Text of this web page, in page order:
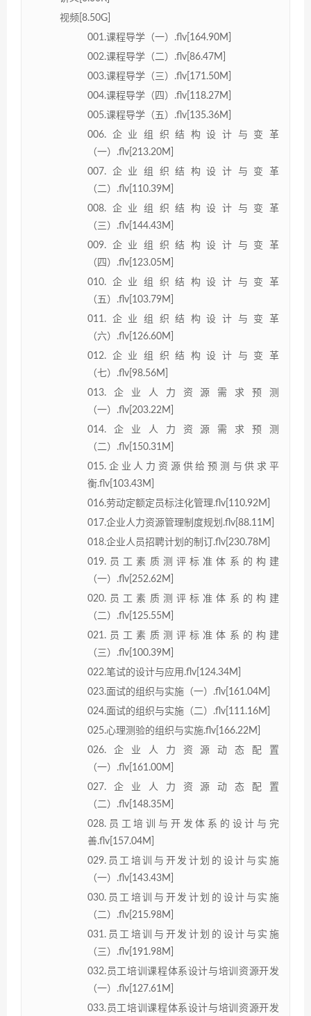
视频[8.50G]
001.课程导学（一）.flv[164.90M]
002.课程导学（二）.flv[86.47M]
003.课程导学（三）.flv[171.50M]
004.课程导学（四）.flv[118.27M]
005.课程导学（五）.flv[135.36M]
006.企业组织结构设计与变革
（一）.flv[213.20M]
007.企业组织结构设计与变革
（二）.flv[110.39M]
008.企业组织结构设计与变革
（三）.flv[144.43M]
009.企业组织结构设计与变革
（四）.flv[123.05M]
010.企业组织结构设计与变革
（五）.flv[103.79M]
011.企业组织结构设计与变革
（六）.flv[126.60M]
012.企业组织结构设计与变革
（七）.flv[98.56M]
013.企业人力资源需求预测
（一）.flv[203.22M]
014.企业人力资源需求预测
（二）.flv[150.31M]
015.企业人力资源供给预测与供求平
衡.flv[103.43M]
016.劳动定额定员标注化管理.flv[110.92M]
017.企业人力资源管理制度规划.flv[88.11M]
018.企业人员招聘计划的制订.flv[230.78M]
019.员工素质测评标准体系的构建
（一）.flv[252.62M]
020.员工素质测评标准体系的构建
（二）.flv[125.55M]
021.员工素质测评标准体系的构建
（三）.flv[100.39M]
022.笔试的设计与应用.flv[124.34M]
023.面试的组织与实施（一）.flv[161.04M]
024.面试的组织与实施（二）.flv[111.16M]
025.心理测验的组织与实施.flv[166.22M]
026.企业人力资源动态配置
（一）.flv[161.00M]
027.企业人力资源动态配置
（二）.flv[148.35M]
028.员工培训与开发体系的设计与完
善.flv[157.04M]
029.员工培训与开发计划的设计与实施
（一）.flv[143.43M]
030.员工培训与开发计划的设计与实施
（二）.flv[215.98M]
031.员工培训与开发计划的设计与实施
（三）.flv[191.98M]
032.员工培训课程体系设计与培训资源开发
（一）.flv[127.61M]
033.员工培训课程体系设计与培训资源开发